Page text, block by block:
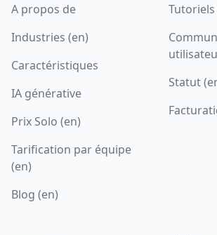
A propos de
Industries (en)
Caractéristiques
IA générative
Prix Solo (en)
Tarification par équipe
(en)
Blog (en)
Tutoriels
Statut